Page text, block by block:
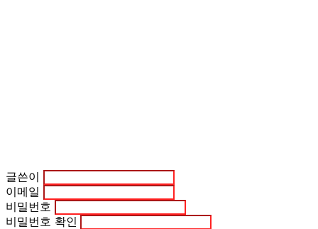
글쓴이
이메일
비밀번호
비밀번호 확인